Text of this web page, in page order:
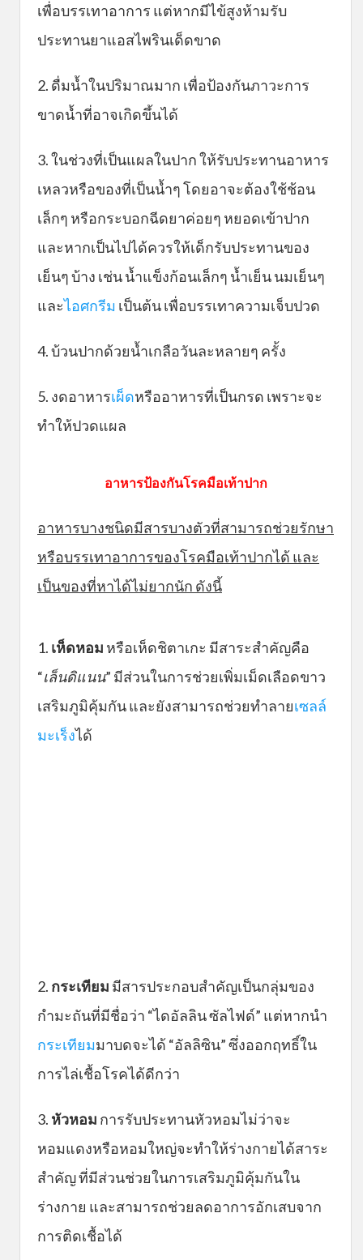
เพื่อบรรเทาอาการ แต่หากมีไข้สูงห้ามรับ
ประทานยาแอสไพรินเด็ดขาด
2. ดื่มน้ำในปริมาณมาก เพื่อป้องกันภาวะการ
ขาดน้ำที่อาจเกิดขึ้นได้
3. ในช่วงที่เป็นแผลในปาก ให้รับประทานอาหาร
เหลวหรือของที่เป็นน้ำๆ โดยอาจะต้องใช้ช้อน
เล็กๆ หรือกระบอกฉีดยาค่อยๆ หยอดเข้าปาก
และหากเป็นไปได้ควรให้เด็กรับประทานของ
เย็นๆ บ้าง เช่น น้ำแข็งก้อนเล็กๆ น้ำเย็น นมเย็นๆ
และไอศกรีม เป็นต้น เพื่อบรรเทาความเจ็บปวด
4. บ้วนปากด้วยน้ำเกลือวันละหลายๆ ครั้ง
5. งดอาหารเผ็ดหรืออาหารที่เป็นกรด เพราะจะ
ทำให้ปวดแผล
อาหารป้องกันโรคมือเท้าปาก
อาหารบางชนิดมีสารบางตัวที่สามารถช่วยรักษา
หรือบรรเทาอาการของโรคมือเท้าปากได้ และ
เป็นของที่หาได้ไม่ยากนัก ดังนี้
1. เห็ดหอม หรือเห็ดชิตาเกะ มีสาระสำคัญคือ
“เล็นดิแนน” มีส่วนในการช่วยเพิ่มเม็ดเลือดขาว
เสริมภูมิคุ้มกัน และยังสามารถช่วยทำลายเซลล์
มะเร็งได้
2. กระเทียม มีสารประกอบสำคัญเป็นกลุ่มของ
กำมะถันที่มีชื่อว่า “ไดอัลลิน ซัลไฟด์” แต่หากนำ
กระเทียมมาบดจะได้ “อัลลิซิน” ซึ่งออกฤทธิ์ใน
การไล่เชื้อโรคได้ดีกว่า
3. หัวหอม การรับประทานหัวหอมไม่ว่าจะ
หอมแดงหรือหอมใหญ่จะทำให้ร่างกายได้สาระ
สำคัญ ที่มีส่วนช่วยในการเสริมภูมิคุ้มกันใน
ร่างกาย และสามารถช่วยลดอาการอักเสบจาก
การติดเชื้อได้